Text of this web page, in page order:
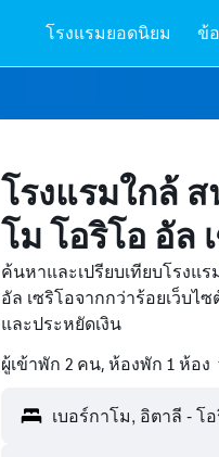
โรงแรมยอดนิยม ข้
โรงแรมใกล้
โม โอริโอ อัล
ค้นหาและเปรียบเทียบโรงแ
อัล เซริโอจากกว่าร้อยเว็บไ
และประหยัดเงิน
ผู้เข้าพัก 2 คน, ห้องพัก 1 ห้อง